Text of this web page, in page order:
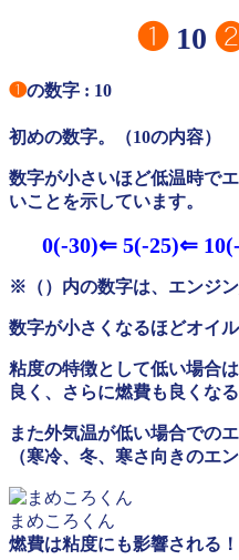
❶10
❶の数字 : 10
初めの数字。（10の内容）
数字が小さいほど低温時で
いことを示しています。
0(-30)⇐ 5(-25)⇐
※（）内の数字は、エンジ
数字が小さくなるほどオイ
粘度の特徴として低い場合
良く、さらに燃費も良くな
また外気温が低い場合での
（寒冷、冬、寒さ向きのエ
まめころくん
燃費は粘度にも影響される！